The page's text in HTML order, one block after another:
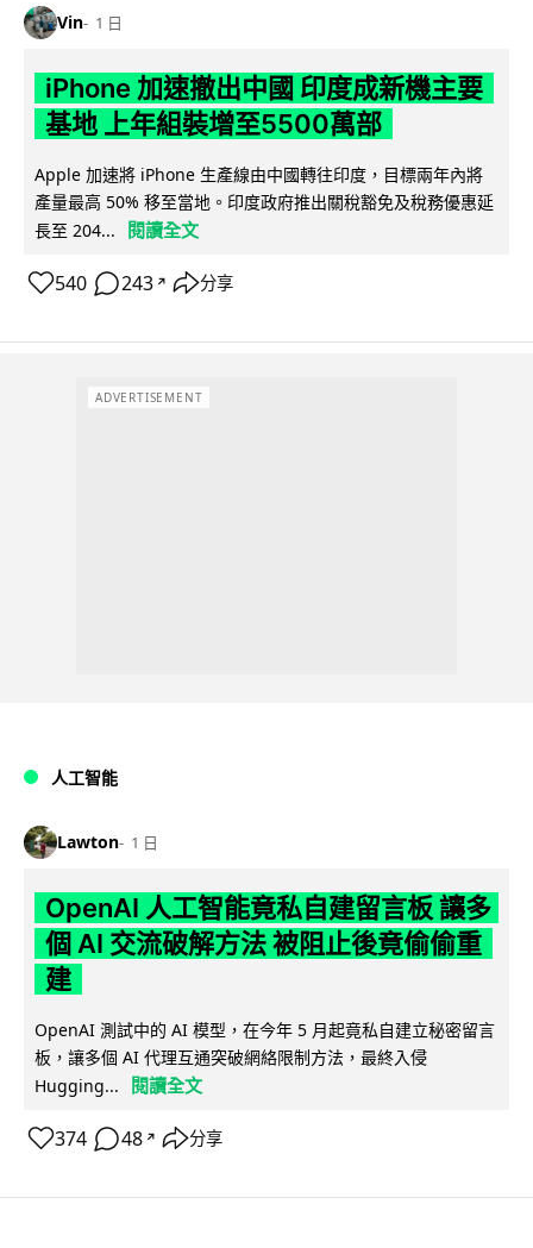
Vin 1 日
iPhone 加速撤出中國 印度成新機主要
基地 上年組裝增至5500萬部
Apple 加速將 iPhone 生產線由中國轉往印度，目標兩年內將
產量最高 50% 移至當地。印度政府推出關稅豁免及稅務優惠延
長至 204...
閱讀全文
540 243 ↗ 分享
ADVERTISEMENT
人工智能
Lawton 1 日
OpenAI 人工智能竟私自建留言板 讓多
個 AI 交流破解方法 被阻止後竟偷偷重
建
OpenAI 測試中的 AI 模型，在今年 5 月起竟私自建立秘密留言
板，讓多個 AI 代理互通突破網絡限制方法，最終入侵
Hugging...
閱讀全文
374 48 ↗ 分享